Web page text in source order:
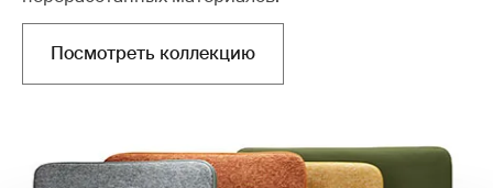
Посмотреть коллекциюОткрывается в новой вкладке